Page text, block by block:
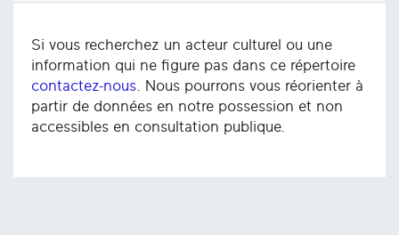
Si vous recherchez un acteur culturel ou une
information qui ne figure pas dans ce répertoire
contactez-nous . Nous pourrons vous réorienter à
partir de données en notre possession et non
accessibles en consultation publique.